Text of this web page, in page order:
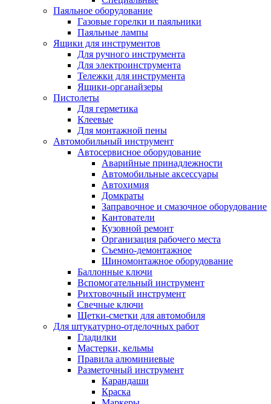
Паяльное оборудование
Газовые горелки и паяльники
Паяльные лампы
Ящики для инструментов
Для ручного инструмента
Для электроинструмента
Тележки для инструмента
Ящики-органайзеры
Пистолеты
Для герметика
Клеевые
Для монтажной пены
Автомобильный инструмент
Автосервисное оборудование
Аварийные принадлежности
Автомобильные аксессуары
Автохимия
Домкраты
Заправочное и смазочное оборудование
Кантователи
Кузовной ремонт
Организация рабочего места
Съемно-демонтажное
Шиномонтажное оборудование
Баллонные ключи
Вспомогательный инструмент
Рихтовочный инструмент
Свечные ключи
Щетки-сметки для автомобиля
Для штукатурно-отделочных работ
Гладилки
Мастерки, кельмы
Правила алюминиевые
Разметочный инструмент
Карандаши
Краска